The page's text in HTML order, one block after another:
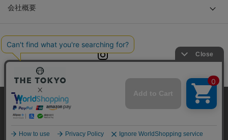
会社概要
© TOKYO BASE CO., LTD
当サイトはクッキー(cookie)を使用します。クッキーはサイト内
の一部の機能および、サイトの使用状況の分析からマーケティ
ング活動に利用することを目的としています。
プライバシーポリシーはこちら